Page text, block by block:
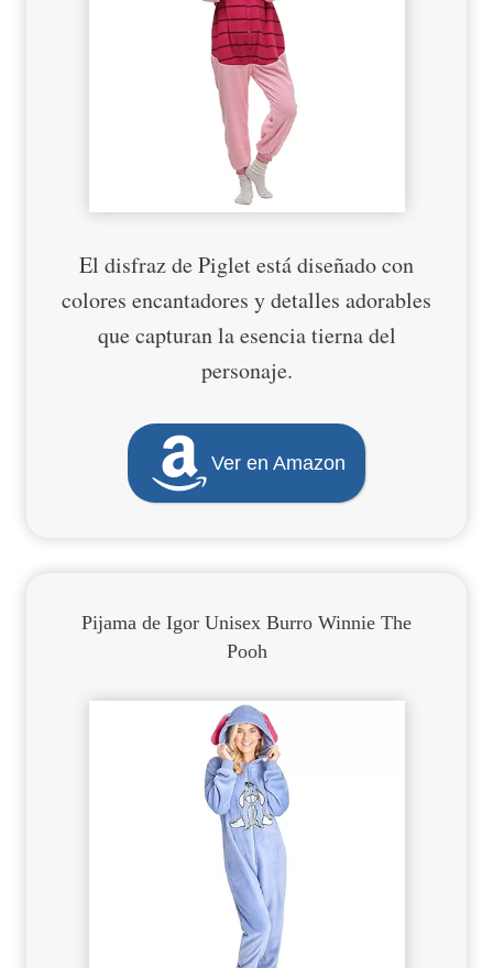
El disfraz de Piglet está diseñado con
colores encantadores y detalles adorables
que capturan la esencia tierna del
personaje.
Ver en Amazon
Pijama de Igor Unisex Burro Winnie The
Pooh